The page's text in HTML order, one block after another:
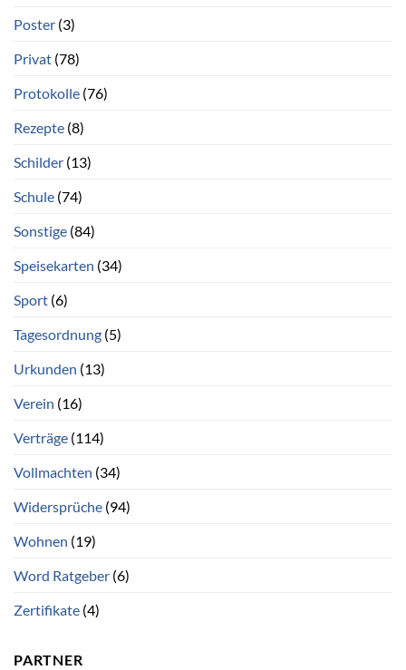
Poster (3)
Privat (78)
Protokolle (76)
Rezepte (8)
Schilder (13)
Schule (74)
Sonstige (84)
Speisekarten (34)
Sport (6)
Tagesordnung (5)
Urkunden (13)
Verein (16)
Verträge (114)
Vollmachten (34)
Widersprüche (94)
Wohnen (19)
Word Ratgeber (6)
Zertifikate (4)
PARTNER